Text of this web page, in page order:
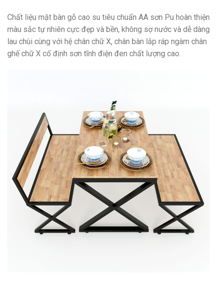
Chất liệu mặt bàn gỗ cao su tiêu chuẩn AA sơn Pu hoàn thiện
màu sắc tự nhiên cực đẹp và bền, không sợ nước và dễ dàng
lau chùi cùng với hệ chân chữ X, chân bàn lắp ráp ngàm chân
ghế chữ X cố định sơn tĩnh điện đen chất lượng cao.